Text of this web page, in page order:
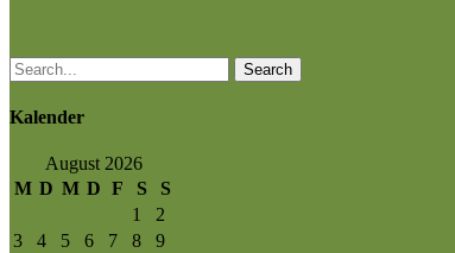
Search
Kalender
August 2026
M D M D F S
S
1
2
3
4 5 6 7 8
9